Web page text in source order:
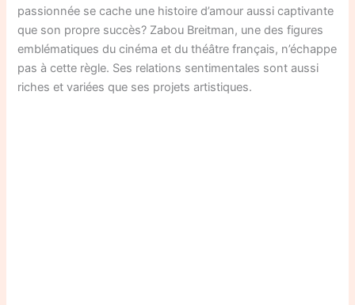
passionnée se cache une histoire d’amour aussi captivante
que son propre succès? Zabou Breitman, une des figures
emblématiques du cinéma et du théâtre français, n’échappe
pas à cette règle. Ses relations sentimentales sont aussi
riches et variées que ses projets artistiques.